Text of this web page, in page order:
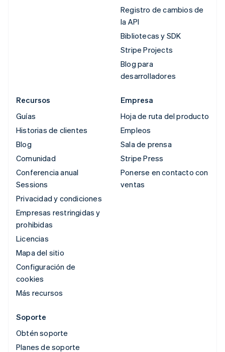
Registro de cambios de
la API
Bibliotecas y SDK
Stripe Projects
Blog para
desarrolladores
Recursos
Guías
Historias de clientes
Blog
Comunidad
Conferencia anual
Sessions
Privacidad y condiciones
Empresas restringidas y
prohibidas
Licencias
Mapa del sitio
Configuración de
cookies
Más recursos
Empresa
Hoja de ruta del producto
Empleos
Sala de prensa
Stripe Press
Ponerse en contacto con
ventas
Soporte
Obtén soporte
Planes de soporte